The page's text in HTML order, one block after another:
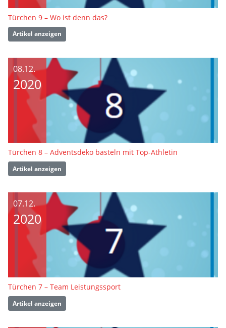
Türchen 9 – Wo ist denn das?
Artikel anzeigen
08.12.
2020
Türchen 8 – Adventsdeko basteln mit Top-Athletin
Artikel anzeigen
07.12.
2020
Türchen 7 – Team Leistungssport
Artikel anzeigen